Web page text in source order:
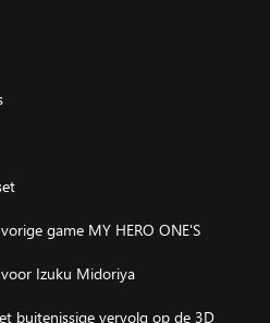
game MY HERO ONE'S
voor Izuku Midoriya
buitenissige vervolg op de 3D